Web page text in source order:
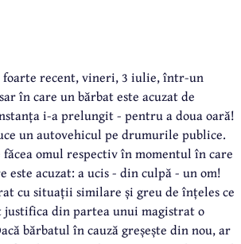
foarte recent, vineri, 3 iulie, într-un
în care un bărbat este acuzat de
i-a prelungit - pentru a doua oară!
un autovehicul pe drumurile publice.
făcea omul respectiv în momentul în care
este acuzat: a ucis - din culpă - un om!
cu situații similare și greu de înțeles ce
din partea unui magistrat o
bărbatul în cauză greșește din nou, ar